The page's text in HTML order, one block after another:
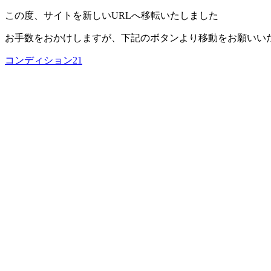
この度、サイトを新しいURLへ移転いたしました
お手数をおかけしますが、下記のボタンより移動をお願いい
コンディション21